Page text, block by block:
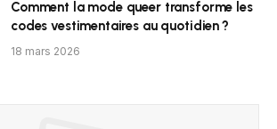
Comment la mode queer transforme les
codes vestimentaires au quotidien ?
18 mars 2026